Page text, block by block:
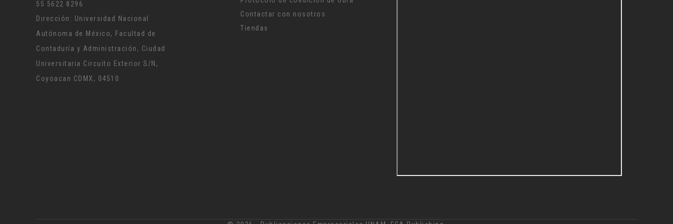
55 5622 8296
Dirección: Universidad Nacional
Autónoma de México, Facultad de
Contaduría y Administración, Ciudad
Universitaria Circuito Exterior S/N,
Coyoacan CDMX, 04510
Contactar con nosotros
Tiendas